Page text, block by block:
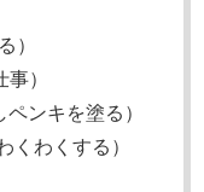
）
事）
ペンキを塗る）
くわくする）